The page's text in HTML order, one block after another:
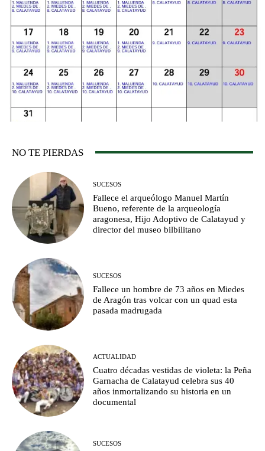
NO TE PIERDAS
SUCESOS
Fallece el arqueólogo Manuel Martín
Bueno, referente de la arqueología
aragonesa, Hijo Adoptivo de Calatayud y
director del museo bilbilitano
SUCESOS
Fallece un hombre de 73 años en Miedes
de Aragón tras volcar con un quad esta
pasada madrugada
ACTUALIDAD
Cuatro décadas vestidas de violeta: la Peña
Garnacha de Calatayud celebra sus 40
años inmortalizando su historia en un
documental
SUCESOS